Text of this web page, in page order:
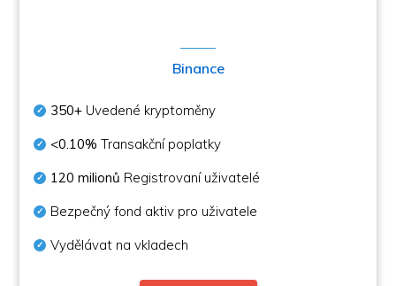
Binance
350+ Uvedené kryptoměny
<0.10% Transakční poplatky
120 milionů Registrovaní uživatelé
Bezpečný fond aktiv pro uživatele
Vydělávat na vkladech